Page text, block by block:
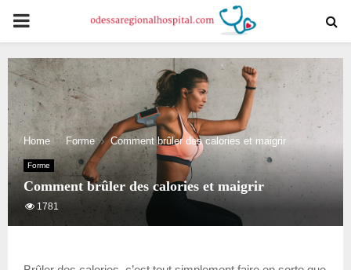
PRIMARY
MENU
Home Forme Comment brûler des calories et maigrir
Forme
Comment brûler des calories et maigrir
1781